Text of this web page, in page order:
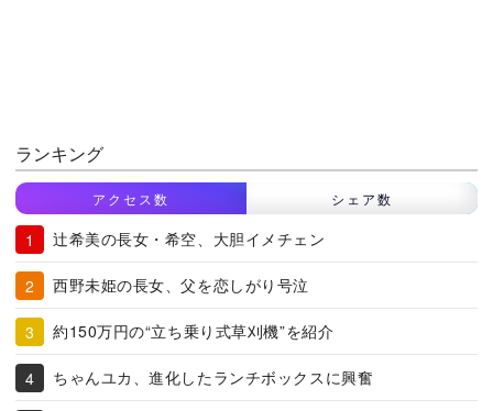
ランキング
アクセス数 シェア数
辻希美の長女・希空、大胆イメチェン
西野未姫の長女、父を恋しがり号泣
約150万円の“立ち乗り式草刈機”を紹介
ちゃんユカ、進化したランチボックスに興奮